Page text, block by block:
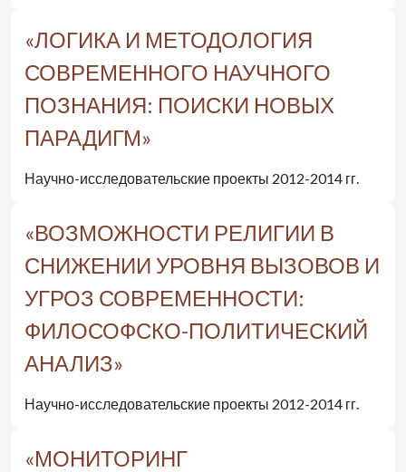
«ЛОГИКА И МЕТОДОЛОГИЯ
СОВРЕМЕННОГО НАУЧНОГО
ПОЗНАНИЯ: ПОИСКИ НОВЫХ
ПАРАДИГМ»
Научно-исследовательские проекты 2012-2014 гг.
«ВОЗМОЖНОСТИ РЕЛИГИИ В
СНИЖЕНИИ УРОВНЯ ВЫЗОВОВ И
УГРОЗ СОВРЕМЕННОСТИ:
ФИЛОСОФСКО-ПОЛИТИЧЕСКИЙ
АНАЛИЗ»
Научно-исследовательские проекты 2012-2014 гг.
«МОНИТОРИНГ